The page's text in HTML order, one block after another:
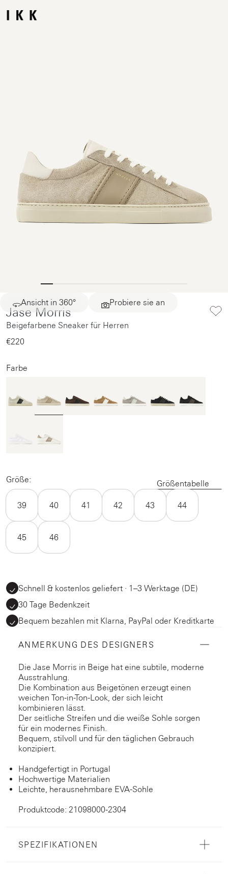
Ansicht in 360° Probiere sie an
Jase Morris
Beigefarbene Sneaker für Herren
€220‌
Farbe
Größe: Größentabelle
39 40 41 42 43 44
45 46
Schnell & kostenlos geliefert · 1–3 Werktage (DE)
30 Tage Bedenkzeit
Bequem bezahlen mit Klarna, PayPal oder Kreditkarte
ANMERKUNG DES DESIGNERS
Die Jase Morris in Beige hat eine subtile, moderne
Ausstrahlung.
Die Kombination aus Beigetönen erzeugt einen
weichen Ton-in-Ton-Look, der sich leicht
kombinieren lässt.
Der seitliche Streifen und die weiße Sohle sorgen
für ein modernes Finish.
Bequem, stilvoll und für den täglichen Gebrauch
konzipiert.
Handgefertigt in Portugal
Hochwertige Materialien
Leichte, herausnehmbare EVA-Sohle
Produktcode: 21098000-2304
SPEZIFIKATIONEN